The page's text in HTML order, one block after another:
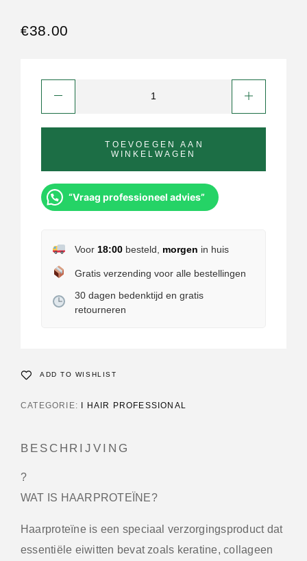
€38.00
TOEVOEGEN AAN
WINKELWAGEN
“Vraag professioneel advies”
Voor 18:00besteld, morgen in huis
Gratis verzending voor alle bestellingen
30 dagen bedenktijd en gratis
retourneren
ADD TO WISHLIST
CATEGORIE: I HAIR PROFESSIONAL
BESCHRIJVING
?
WAT IS HAARPROTEÏNE?
Haarproteïne is een speciaal verzorgingsproduct dat
essentiële eiwitten bevat zoals keratine, collageen